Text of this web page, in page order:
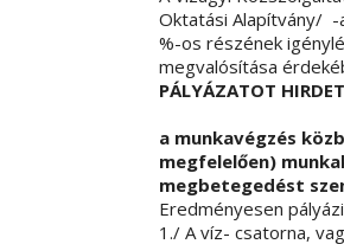
Oktatási Alapítvány/ -
%-os részének
megvalósítása
PÁLYÁZATOT HIRDET
a munkavégzés
megfelelően)
megbetegedést
Eredményesen
1./ A víz- csatorna,